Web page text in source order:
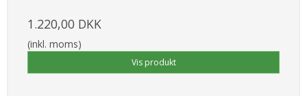
1.220,00 DKK
(inkl. moms)
Vis produkt